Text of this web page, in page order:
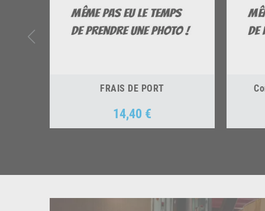
FRAIS DE PORT
Prix
14,40 €